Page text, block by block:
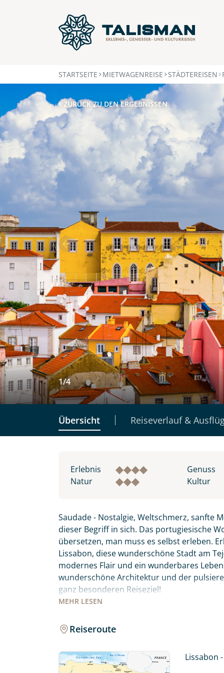
STARTSEITE MIETWAGENREISE STÄDTEREISEN
ZURÜCK ZU DEN ERGEBNISSEN
1/4
Übersicht Reiseverlauf &
Erlebnis Genuss
Natur
Kultur
MEHR LESEN
Saudade - Nostalgie, Weltschmerz, sanfte
dieser Begriff in sich. Das portugiesische
übersetzen, man muss es selbst erleben.
Lissabon, diese wunderschöne Stadt am
modernes Flair und ein wunderbares
wunderschöne Architektur und der
ganz besonderen Reiseziel!
spüren Sie selbst, was es bedeutet –
Reiseroute
Lissabon